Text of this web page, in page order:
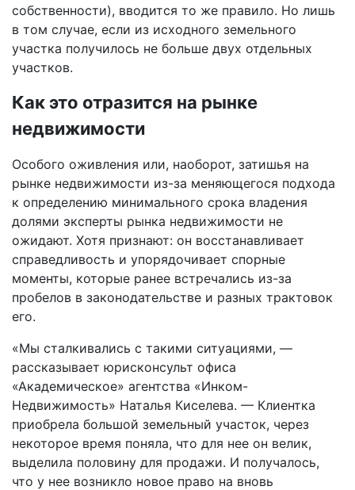
собственности), вводится то же правило. Но лишь
в том случае, если из исходного земельного
участка получилось не больше двух отдельных
участков.
Как это отразится на рынке
недвижимости
Особого оживления или, наоборот, затишья на
рынке недвижимости из-за меняющегося подхода
к определению минимального срока владения
долями эксперты рынка недвижимости не
ожидают. Хотя признают: он восстанавливает
справедливость и упорядочивает спорные
моменты, которые ранее встречались из-за
пробелов в законодательстве и разных трактовок
его.
«Мы сталкивались с такими ситуациями, —
рассказывает юрисконсульт офиса
«Академическое» агентства «Инком-
Недвижимость» Наталья Киселева. — Клиентка
приобрела большой земельный участок, через
некоторое время поняла, что для нее он велик,
выделила половину для продажи. И получалось,
что у нее возникло новое право на вновь